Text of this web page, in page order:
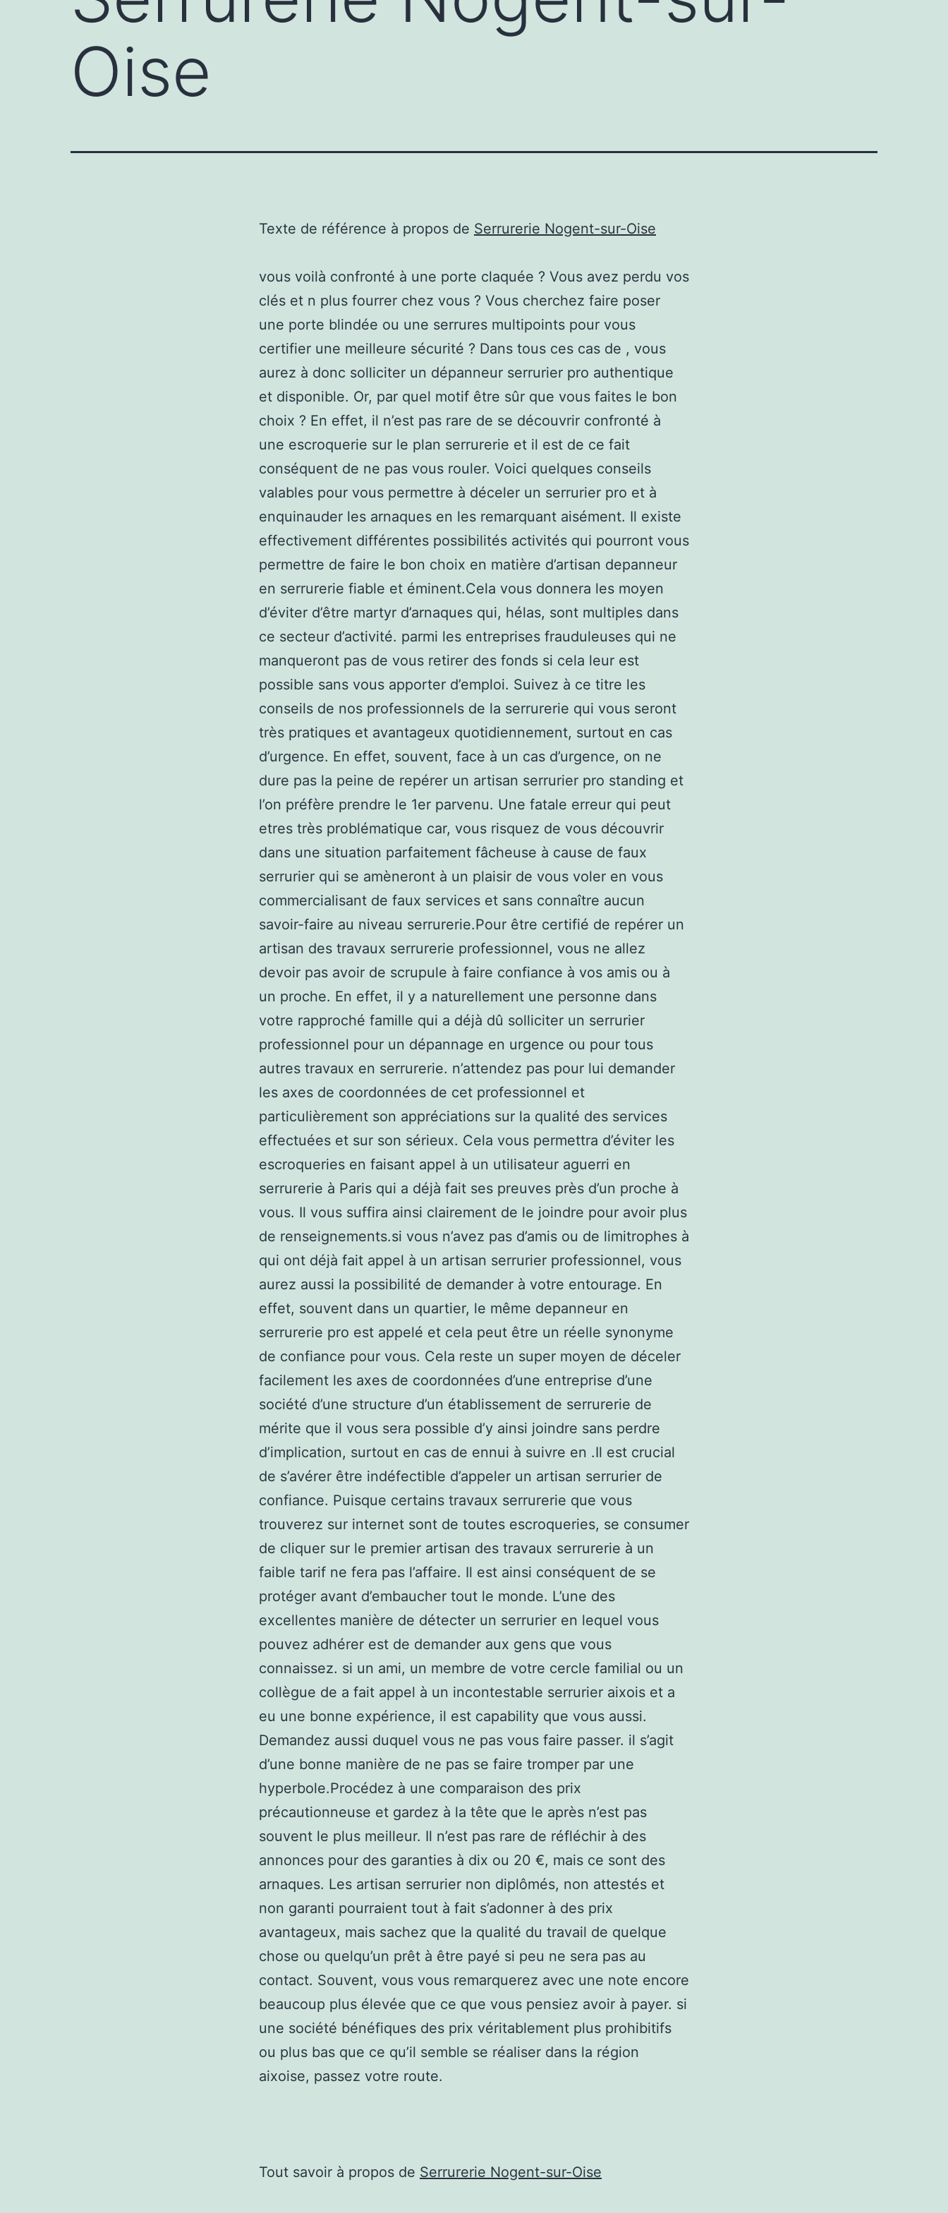
Oise
Texte de référence à propos de Serrurerie Nogent-sur-Oise
vous voilà confronté à une porte claquée ? Vous avez perdu vos
clés et n plus fourrer chez vous ? Vous cherchez faire poser
une porte blindée ou une serrures multipoints pour vous
certifier une meilleure sécurité ? Dans tous ces cas de , vous
aurez à donc solliciter un dépanneur serrurier pro authentique
et disponible. Or, par quel motif être sûr que vous faites le bon
choix ? En effet, il n’est pas rare de se découvrir confronté à
une escroquerie sur le plan serrurerie et il est de ce fait
conséquent de ne pas vous rouler. Voici quelques conseils
valables pour vous permettre à déceler un serrurier pro et à
enquinauder les arnaques en les remarquant aisément. Il existe
effectivement différentes possibilités activités qui pourront vous
permettre de faire le bon choix en matière d’artisan depanneur
en serrurerie fiable et éminent.Cela vous donnera les moyen
d’éviter d’être martyr d’arnaques qui, hélas, sont multiples dans
ce secteur d’activité. parmi les entreprises frauduleuses qui ne
manqueront pas de vous retirer des fonds si cela leur est
possible sans vous apporter d’emploi. Suivez à ce titre les
conseils de nos professionnels de la serrurerie qui vous seront
très pratiques et avantageux quotidiennement, surtout en cas
d’urgence. En effet, souvent, face à un cas d’urgence, on ne
dure pas la peine de repérer un artisan serrurier pro standing et
l’on préfère prendre le 1er parvenu. Une fatale erreur qui peut
etres très problématique car, vous risquez de vous découvrir
dans une situation parfaitement fâcheuse à cause de faux
serrurier qui se amèneront à un plaisir de vous voler en vous
commercialisant de faux services et sans connaître aucun
savoir-faire au niveau serrurerie.Pour être certifié de repérer un
artisan des travaux serrurerie professionnel, vous ne allez
devoir pas avoir de scrupule à faire confiance à vos amis ou à
un proche. En effet, il y a naturellement une personne dans
votre rapproché famille qui a déjà dû solliciter un serrurier
professionnel pour un dépannage en urgence ou pour tous
autres travaux en serrurerie. n’attendez pas pour lui demander
les axes de coordonnées de cet professionnel et
particulièrement son appréciations sur la qualité des services
effectuées et sur son sérieux. Cela vous permettra d’éviter les
escroqueries en faisant appel à un utilisateur aguerri en
serrurerie à Paris qui a déjà fait ses preuves près d’un proche à
vous. Il vous suffira ainsi clairement de le joindre pour avoir plus
de renseignements.si vous n’avez pas d’amis ou de limitrophes à
qui ont déjà fait appel à un artisan serrurier professionnel, vous
aurez aussi la possibilité de demander à votre entourage. En
effet, souvent dans un quartier, le même depanneur en
serrurerie pro est appelé et cela peut être un réelle synonyme
de confiance pour vous. Cela reste un super moyen de déceler
facilement les axes de coordonnées d’une entreprise d’une
société d’une structure d’un établissement de serrurerie de
mérite que il vous sera possible d’y ainsi joindre sans perdre
d’implication, surtout en cas de ennui à suivre en .Il est crucial
de s’avérer être indéfectible d’appeler un artisan serrurier de
confiance. Puisque certains travaux serrurerie que vous
trouverez sur internet sont de toutes escroqueries, se consumer
de cliquer sur le premier artisan des travaux serrurerie à un
faible tarif ne fera pas l’affaire. Il est ainsi conséquent de se
protéger avant d’embaucher tout le monde. L’une des
excellentes manière de détecter un serrurier en lequel vous
pouvez adhérer est de demander aux gens que vous
connaissez. si un ami, un membre de votre cercle familial ou un
collègue de a fait appel à un incontestable serrurier aixois et a
eu une bonne expérience, il est capability que vous aussi.
Demandez aussi duquel vous ne pas vous faire passer. il s’agit
d’une bonne manière de ne pas se faire tromper par une
hyperbole.Procédez à une comparaison des prix
précautionneuse et gardez à la tête que le après n’est pas
souvent le plus meilleur. Il n’est pas rare de réfléchir à des
annonces pour des garanties à dix ou 20 €, mais ce sont des
arnaques. Les artisan serrurier non diplômés, non attestés et
non garanti pourraient tout à fait s’adonner à des prix
avantageux, mais sachez que la qualité du travail de quelque
chose ou quelqu’un prêt à être payé si peu ne sera pas au
contact. Souvent, vous vous remarquerez avec une note encore
beaucoup plus élevée que ce que vous pensiez avoir à payer. si
une société bénéfiques des prix véritablement plus prohibitifs
ou plus bas que ce qu’il semble se réaliser dans la région
aixoise, passez votre route.
Tout savoir à propos de Serrurerie Nogent-sur-Oise